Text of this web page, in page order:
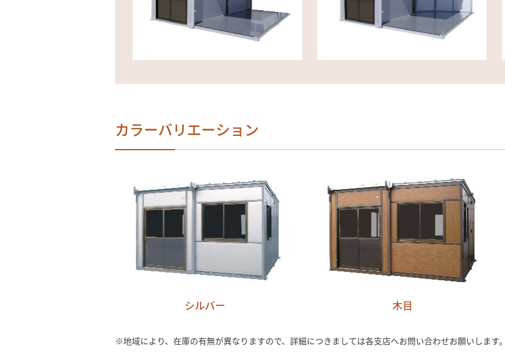
カラーバリエーション
シルバー 木目
※地域により、在庫の有無が異なりますので、詳細につきましては各支店へお問い合わせお願いします。